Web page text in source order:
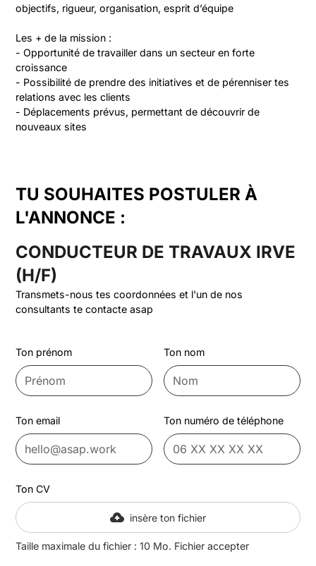
objectifs, rigueur, organisation, esprit d’équipe
Les + de la mission :
- Opportunité de travailler dans un secteur en forte
croissance
- Possibilité de prendre des initiatives et de pérenniser tes
relations avec les clients
- Déplacements prévus, permettant de découvrir de
nouveaux sites
TU SOUHAITES POSTULER À
L'ANNONCE :
CONDUCTEUR DE TRAVAUX IRVE
(H/F)
Transmets-nous tes coordonnées et l'un de nos
consultants te contacte asap
Ton prénom Ton nom
Ton email Ton numéro de téléphone
Ton CV
insère ton fichier
Taille maximale du fichier : 10 Mo. Fichier accepter